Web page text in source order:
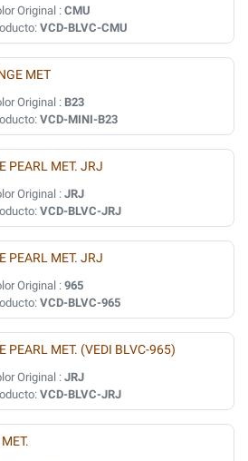
Original :CMU
VCD-BLVC-CMU
MET
Original : B23
VCD-MINI-B23
PEARL MET. JRJ
Original :JRJ
VCD-BLVC-JRJ
PEARL MET. JRJ
Original :965
VCD-BLVC-965
PEARL MET. (VEDI BLVC-965)
Original :JRJ
VCD-BLVC-JRJ